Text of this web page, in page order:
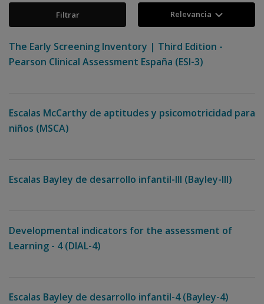
Relevancia
Filtrar
The Early Screening Inventory | Third Edition -
Pearson Clinical Assessment España (ESI-3)
Escalas McCarthy de aptitudes y psicomotricidad para
niños (MSCA)
Escalas Bayley de desarrollo infantil-III (Bayley-III)
Developmental indicators for the assessment of
Learning - 4 (DIAL-4)
Escalas Bayley de desarrollo infantil-4 (Bayley-4)